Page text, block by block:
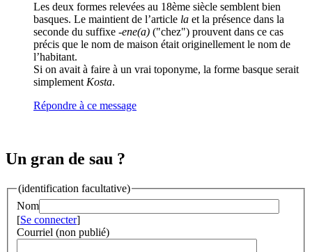
Les deux formes relevées au 18ème siècle semblent bien
basques. Le maintient de l’article la et la présence dans la
seconde du suffixe -ene(a) ("chez") prouvent dans ce cas
précis que le nom de maison était originellement le nom de
l’habitant.
Si on avait à faire à un vrai toponyme, la forme basque serait
simplement Kosta.
Répondre à ce message
Un gran de sau ?
(identification facultative)
Nom
[Se connecter]
Courriel (non publié)